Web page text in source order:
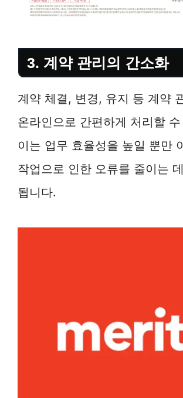
3. 계약 관리의 간소화
계약 체결, 변경, 유지 등 계약
온라인으로 간편하게 처리할
이는 업무 효율성을 높일 뿐만
작업으로 인한 오류를 줄이는
됩니다.